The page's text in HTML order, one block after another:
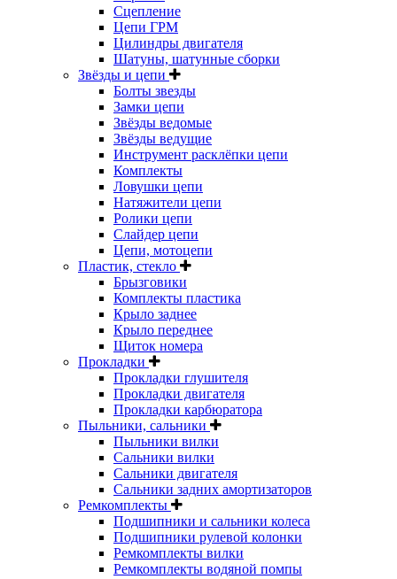
Сцепление
Цепи ГРМ
Цилиндры двигателя
Шатуны, шатунные сборки
Звёзды и цепи
Болты звезды
Замки цепи
Звёзды ведомые
Звёзды ведущие
Инструмент расклёпки цепи
Комплекты
Ловушки цепи
Натяжители цепи
Ролики цепи
Слайдер цепи
Цепи, мотоцепи
Пластик, стекло
Брызговики
Комплекты пластика
Крыло заднее
Крыло переднее
Щиток номера
Прокладки
Прокладки глушителя
Прокладки двигателя
Прокладки карбюратора
Пыльники, сальники
Пыльники вилки
Сальники вилки
Сальники двигателя
Сальники задних амортизаторов
Ремкомплекты
Подшипники и сальники колеса
Подшипники рулевой колонки
Ремкомплекты вилки
Ремкомплекты водяной помпы